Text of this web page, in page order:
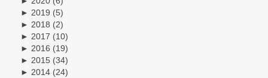
► 2019 (5)
► 2018 (2)
► 2017 (10)
► 2016 (19)
► 2015 (34)
► 2014 (24)